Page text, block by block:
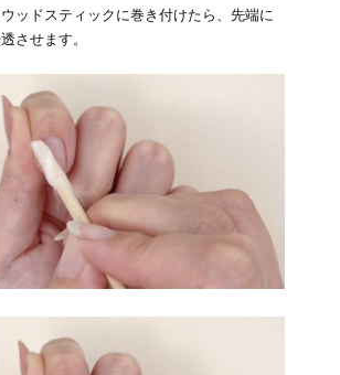
ッドスティックに巻き付けたら、先端に
させます。